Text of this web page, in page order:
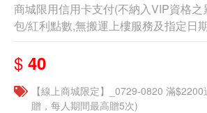
商城限用信用卡支付(不納入VIP資格
包/紅利點數,無搬運上樓服務及指定日
$ 40
【線上商城限定】_0729-0820 滿
贈，每人期間最高贈5次)